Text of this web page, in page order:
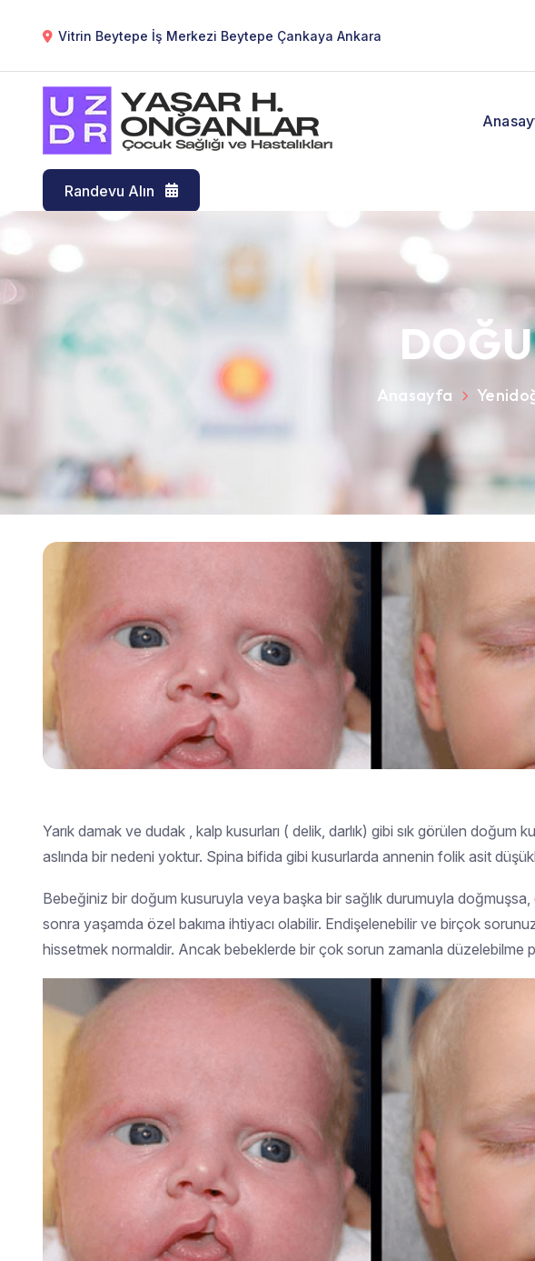
Vitrin Beytepe İş Merkezi Beytepe Çankaya Ankara
Randevu Alın
Anasayfa
Yarık damak ve dudak , kalp kusurları ( delik, darlık) gibi sık görülen doğum
aslında bir nedeni yoktur. Spina bifida gibi kusurlarda annenin folik asit
Bebeğiniz bir doğum kusuruyla veya başka bir sağlık durumuyla
sonra yaşamda özel bakıma ihtiyacı olabilir. Endişelenebilir ve birçok
hissetmek normaldir. Ancak bebeklerde bir çok sorun zamanla düzelebilme